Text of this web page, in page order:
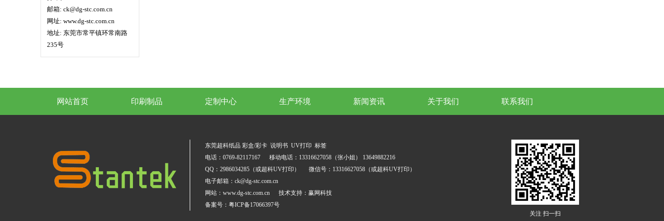
邮箱: ck@dg-stc.com.cn
网址: www.dg-stc.com.cn
地址: 东莞市常平镇环常南路
235号
网站首页 印刷制品 定制中心 生产环境 新闻资讯 关于我们 联系我们
东莞超科纸品 彩盒/彩卡 说明书 UV打印 标签
电话：0769-82117167 移动电话：13316627058（张小姐） 13649882216
QQ：2986034285（或超科UV打印） 微信号：13316627058（或超科UV打印）
电子邮箱：ck@dg-stc.com.cn
网站：www.dg-stc.com.cn 技术支持： 赢网科技
备案号： 粤ICP备17066397号
关注 扫一扫